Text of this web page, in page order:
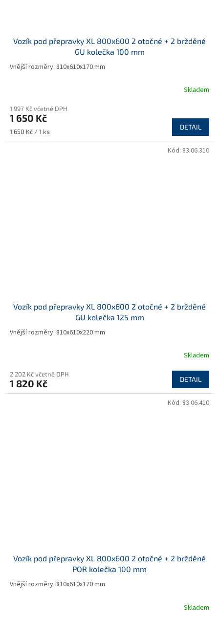
Vozík pod přepravky XL 800x600 2 otočné + 2 bržděné
GU kolečka 100 mm
Vnější rozměry: 810x610x170 mm
Skladem
1 997 Kč včetně DPH
1 650 Kč
Měrná
cena:
1 650 Kč / 1 ks
DETAIL
Vozík pod přepravky XL 800x600 2 otočné + 2 bržděné
GU kolečka 125 mm
Vnější rozměry: 810x610x220 mm
Skladem
2 202 Kč včetně DPH
1 820 Kč DETAIL
Kód: 83.06.310
Vozík pod přepravky XL 800x600 2 otočné + 2 bržděné
POR kolečka 100 mm
Vnější rozměry: 810x610x170 mm
Skladem
Kód: 83.06.410